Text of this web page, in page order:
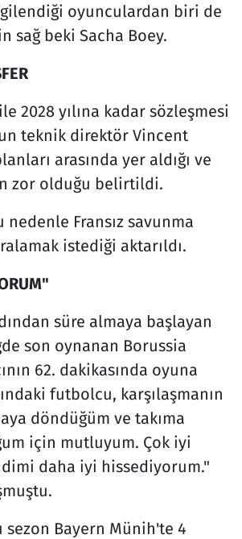
oyunculardan biri de
sağ beki Sacha Boey.
2028 yılına kadar sözleşmesi
teknik direktör Vincent
arasında yer aldığı ve
zor olduğu belirtildi.
nedenle Fransız savunma
istediği aktarıldı.
süre almaya başlayan
son oynanan Borussia
62. dakikasında oyuna
futbolcu, karşılaşmanın
döndüğüm ve takıma
için mutluyum. Çok iyi
daha iyi hissediyorum."
sezon Bayern Münih'te 4